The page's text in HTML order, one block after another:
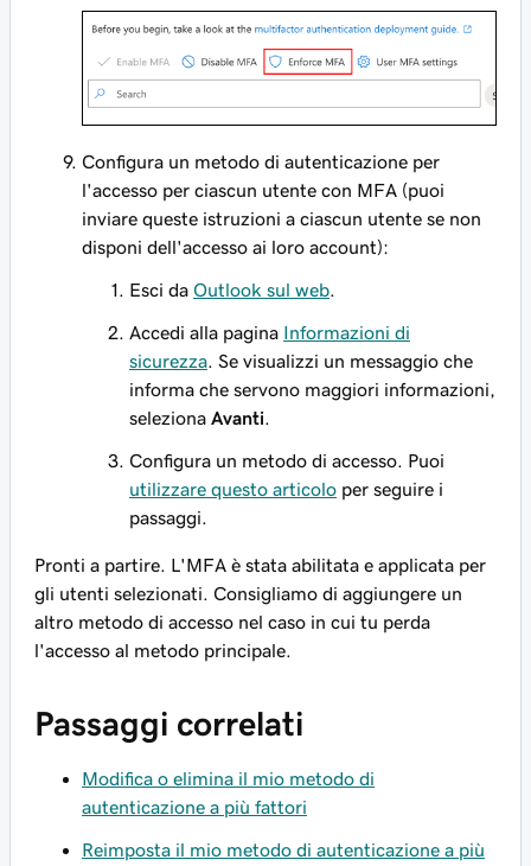
Configura un metodo di autenticazione per
l'accesso per ciascun utente con MFA (puoi
inviare queste istruzioni a ciascun utente se non
disponi dell'accesso ai loro account):
Esci da Outlook sul web
Accedi alla pagina Informazioni di
sicurezza . Se visualizzi un messaggio che
informa che servono maggiori informazioni,
seleziona Avanti
Configura un metodo di accesso. Puoi
utilizzare questo articolo per seguire i
passaggi.
Pronti a partire. L'MFA è stata abilitata e applicata per
gli utenti selezionati. Consigliamo di aggiungere un
altro metodo di accesso nel caso in cui tu perda
l'accesso al metodo principale.
Passaggi correlati
Modifica o elimina il mio metodo di
autenticazione a più fattori
Reimposta il mio metodo di autenticazione a più